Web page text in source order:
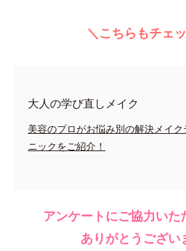
＼こちらもチェ
大人の学び直しメイク
美容のプロがお悩み別の解決メイク
ニックをご紹介！
アンケートにご協力いた
ありがとうござい